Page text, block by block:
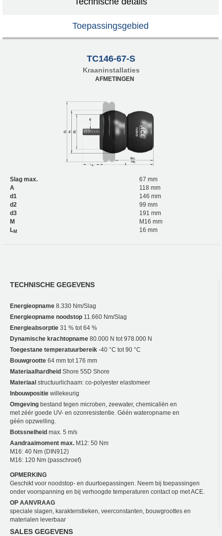
Toepassingsgebied
TC146-67-S
Kraaninstallaties
AFMETINGEN
Slag max.
67 mm
A
118 mm
d1
146 mm
d2
99 mm
d3
191 mm
M
M16 mm
LM 16 mm
TECHNISCHE GEGEVENS
Energieopname 8.330 Nm/Slag
Energieopname noodstop 11.660 Nm/Slag
Energieabsorptie 31 % tot 64 %
Dynamische krachtopname 80.000 N tot 978.000 N
Toegestane temperatuurbereik -40 °C tot 90 °C
Bouwgrootte 64 mm tot 176 mm
Materiaalhardheid Shore 55D Shore
Materiaal structuurlichaam: co-polyester elastomeer
Inbouwpositie willekeurig
Omgeving bestand tegen microben, zeewater, chemicaliën en
met zéér goede UV- en ozonresistentie. Géén wateropname en
géén opzwelling.
Botssnelheid max. 5 m/s
Aandraaimoment max. M12: 50 Nm
M16: 40 Nm (DIN912)
M16: 120 Nm (passchroef)
OPMERKING
Geschikt voor noodstop- en duurtoepassingen. Neem bij toepassingen
onder voorspanning en bij verhoogde temperaturen contact op met ACE.
OP AANVRAAG
speciale slagen, karakteristieken, veerconstanten, bouwgroottes en
materialen leverbaar
SALES GEGEVENS